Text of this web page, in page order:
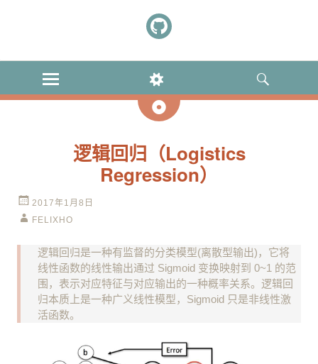
MENU
WIDGETS
SEARCH
日
志
逻辑回归（Logistics
Regression）
2017年1月8日
FELIXHO
逻辑回归是一种有监督的分类模型(离散型输出)，它将
线性函数的线性输出通过 Sigmoid 变换映射到 0~1 的范
围，表示对应特征与对应输出的一种概率关系。逻辑回
归本质上是一种广义线性模型，Sigmoid 只是非线性激
活函数。